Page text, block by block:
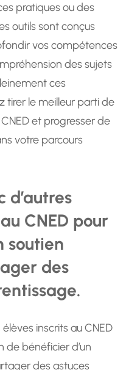
pratiques ou des
outils sont conçus
vos compétences
des sujets
ces
tirer le meilleur parti de
et progresser de
votre parcours
d’autres
CNED pour
soutien
des
inscrits au CNED
de bénéficier d’un
des astuces